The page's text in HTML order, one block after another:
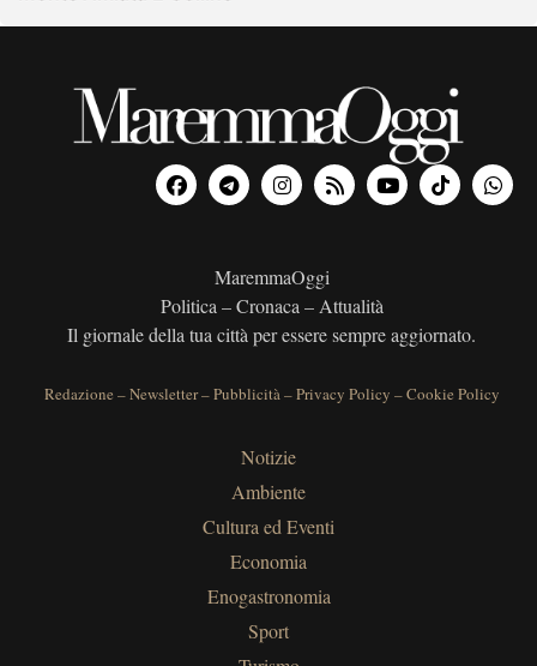
MaremmaOggi
Politica – Cronaca – Attualità
Il giornale della tua città per essere sempre aggiornato.
Redazione –Newsletter–Pubblicità–Privacy Policy –Cookie Policy
Notizie
Ambiente
Cultura ed Eventi
Economia
Enogastronomia
Sport